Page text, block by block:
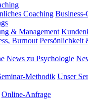
Coaching
& Management
Burnout Persönlichkeit
News zu Psychologie
Methodik Unser
Online-Anfrage